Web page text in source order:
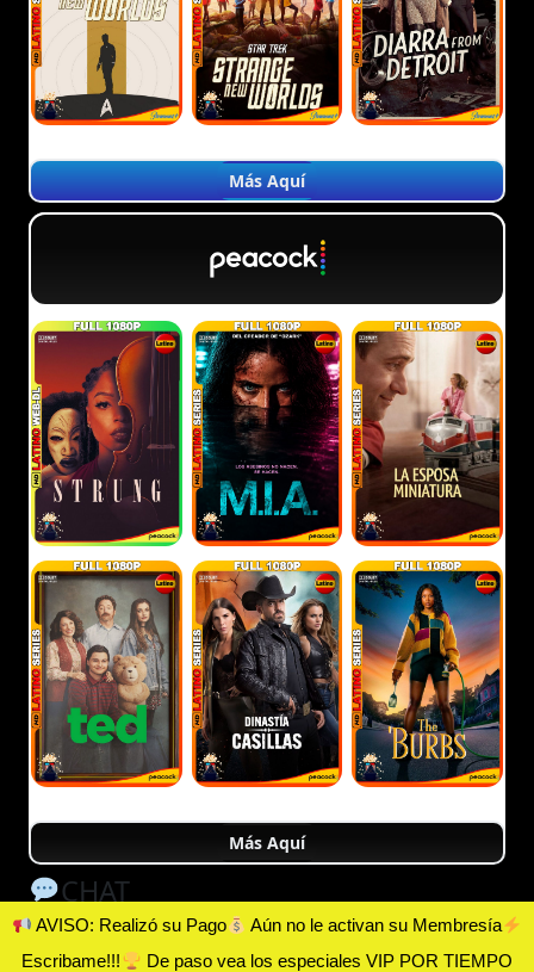
AVISO: Realizó su Pago
Aún no le activan su Membresía
Escribame!!!
De paso vea los especiales VIP POR TIEMPO
Más Aquí
Más Aquí
CHAT